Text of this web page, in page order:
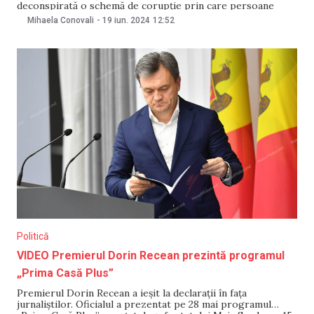
deconspirată o schemă de corupție prin care persoane
social-vulnerabile erau deposedate de bunuri patrimoniale.
Mihaela Conovali - 19 iun. 2024 12:52
Politică
VIDEO Premierul Dorin Recean prezintă programul
„Prima Casă Plus”
Premierul Dorin Recean a ieșit la declarații în fața
jurnaliștilor. Oficialul a prezentat pe 28 mai programul